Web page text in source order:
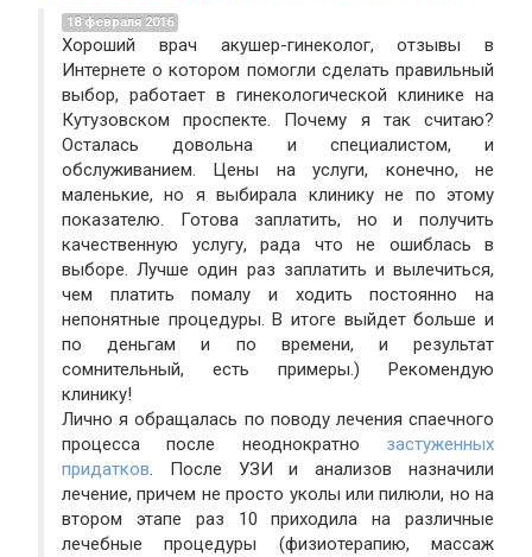
18 февраля 2016
Хороший врач акушер-гинеколог, отзывы в
Интернете о котором помогли сделать правильный
выбор, работает в гинекологической клинике на
Кутузовском проспекте. Почему я так считаю?
Осталась довольна и специалистом, и
обслуживанием. Цены на услуги, конечно, не
маленькие, но я выбирала клинику не по этому
показателю. Готова заплатить, но и получить
качественную услугу, рада что не ошиблась в
выборе. Лучше один раз заплатить и вылечиться,
чем платить помалу и ходить постоянно на
непонятные процедуры. В итоге выйдет больше и
по деньгам и по времени, и результат
сомнительный, есть примеры.) Рекомендую
клинику!
Лично я обращалась по поводу лечения спаечного
процесса после неоднократно застуженных
придатков. После УЗИ и анализов назначили
лечение, причем не просто уколы или пилюли, но на
втором этапе раз 10 приходила на различные
лечебные процедуры (физиотерапию, массаж